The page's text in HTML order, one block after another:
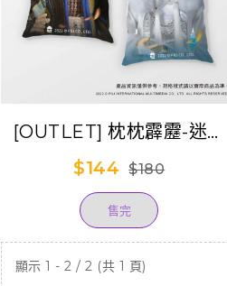
[OUTLET] 枕枕霹靂-迷你
腕枕-天白款(天魔+白無垢)
$144 $180
售完
顯示 1 - 2 / 2 (共 1 頁)